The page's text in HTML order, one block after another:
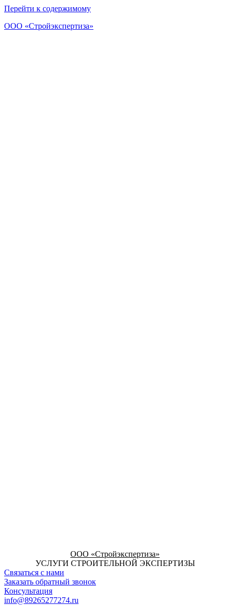
Перейти к содержимому
ООО «Стройэкспертиза»
ООО «Стройэкспертиза»
УСЛУГИ СТРОИТЕЛЬНОЙ ЭКСПЕРТИЗЫ
Связаться с нами
Заказать обратный звонок
Консультация
info@89265277274.ru